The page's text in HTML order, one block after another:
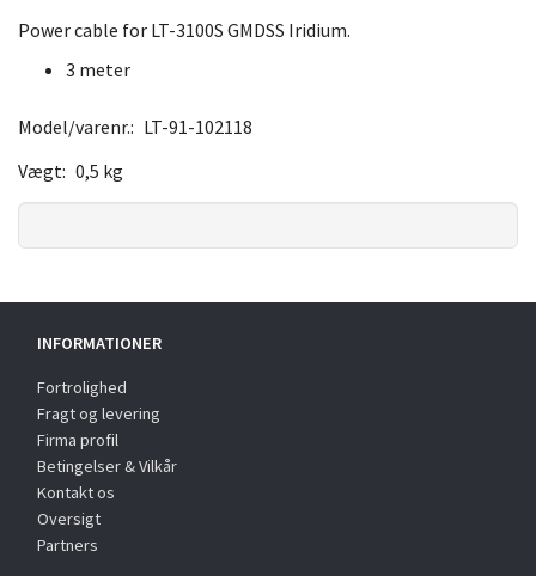
Power cable for LT-3100S GMDSS Iridium.
3 meter
Model/varenr.: LT-91-102118
Vægt: 0,5 kg
INFORMATIONER
Fortrolighed
Fragt og levering
Firma profil
Betingelser & Vilkår
Kontakt os
Oversigt
Partners